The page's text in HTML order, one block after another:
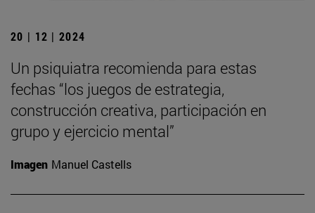
20 | 12 | 2024
Un psiquiatra recomienda para estas
fechas “los juegos de estrategia,
construcción creativa, participación en
grupo y ejercicio mental”
Imagen Manuel Castells